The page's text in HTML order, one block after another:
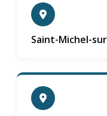
Saint-Michel-